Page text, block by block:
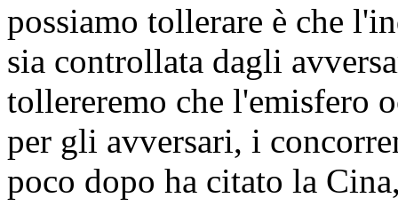
possiamo tollerare è che
sia controllata dagli
tollereremo che l'emisfero
per gli avversari, i
poco dopo ha citato la